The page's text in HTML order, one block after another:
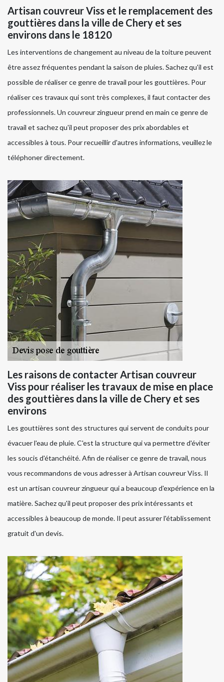
Artisan couvreur Viss et le remplacement des
gouttières dans la ville de Chery et ses
environs dans le 18120
Les interventions de changement au niveau de la toiture peuvent
être assez fréquentes pendant la saison de pluies. Sachez qu'il est
possible de réaliser ce genre de travail pour les gouttières. Pour
réaliser ces travaux qui sont très complexes, il faut contacter des
professionnels. Un couvreur zingueur prend en main ce genre de
travail et sachez qu'il peut proposer des prix abordables et
accessibles à tous. Pour recueillir d'autres informations, veuillez le
téléphoner directement.
Les raisons de contacter Artisan couvreur
Viss pour réaliser les travaux de mise en place
des gouttières dans la ville de Chery et ses
environs
Les gouttières sont des structures qui servent de conduits pour
évacuer l'eau de pluie. C'est la structure qui va permettre d'éviter
les soucis d'étanchéité. Afin de réaliser ce genre de travail, nous
vous recommandons de vous adresser à Artisan couvreur Viss. Il
est un artisan couvreur zingueur qui a beaucoup d'expérience en la
matière. Sachez qu'il peut proposer des prix intéressants et
accessibles à beaucoup de monde. Il peut assurer l'établissement
gratuit d'un devis.